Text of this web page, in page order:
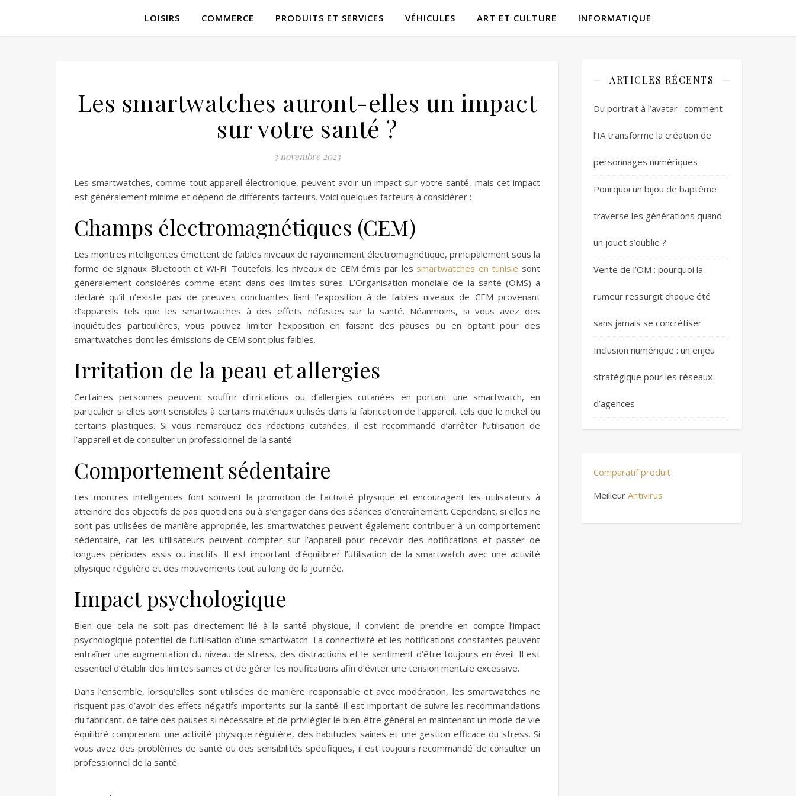
LOISIRS COMMERCE PRODUITS ET SERVICES VÉHICULES ART ET CULTURE INFORMATIQUE
Les smartwatches auront-elles un impact
sur votre santé ?
3 novembre 2023
Les smartwatches, comme tout appareil électronique, peuvent avoir un impact sur votre santé, mais cet impact
est généralement minime et dépend de différents facteurs. Voici quelques facteurs à considérer :
Champs électromagnétiques (CEM)
Les montres intelligentes émettent de faibles niveaux de rayonnement électromagnétique, principalement sous la
forme de signaux Bluetooth et Wi-Fi. Toutefois, les niveaux de CEM émis par les smartwatches en tunisie sont
généralement considérés comme étant dans des limites sûres. L’Organisation mondiale de la santé (OMS) a
déclaré qu’il n’existe pas de preuves concluantes liant l’exposition à de faibles niveaux de CEM provenant
d’appareils tels que les smartwatches à des effets néfastes sur la santé. Néanmoins, si vous avez des
inquiétudes particulières, vous pouvez limiter l’exposition en faisant des pauses ou en optant pour des
smartwatches dont les émissions de CEM sont plus faibles.
Irritation de la peau et allergies
Certaines personnes peuvent souffrir d’irritations ou d’allergies cutanées en portant une smartwatch, en
particulier si elles sont sensibles à certains matériaux utilisés dans la fabrication de l’appareil, tels que le nickel ou
certains plastiques. Si vous remarquez des réactions cutanées, il est recommandé d’arrêter l’utilisation de
l’appareil et de consulter un professionnel de la santé.
Comportement sédentaire
Les montres intelligentes font souvent la promotion de l’activité physique et encouragent les utilisateurs à
atteindre des objectifs de pas quotidiens ou à s’engager dans des séances d’entraînement. Cependant, si elles ne
sont pas utilisées de manière appropriée, les smartwatches peuvent également contribuer à un comportement
sédentaire, car les utilisateurs peuvent compter sur l’appareil pour recevoir des notifications et passer de
longues périodes assis ou inactifs. Il est important d’équilibrer l’utilisation de la smartwatch avec une activité
physique régulière et des mouvements tout au long de la journée.
Impact psychologique
Bien que cela ne soit pas directement lié à la santé physique, il convient de prendre en compte l’impact
psychologique potentiel de l’utilisation d’une smartwatch. La connectivité et les notifications constantes peuvent
entraîner une augmentation du niveau de stress, des distractions et le sentiment d’être toujours en éveil. Il est
essentiel d’établir des limites saines et de gérer les notifications afin d’éviter une tension mentale excessive.
Dans l’ensemble, lorsqu’elles sont utilisées de manière responsable et avec modération, les smartwatches ne
risquent pas d’avoir des effets négatifs importants sur la santé. Il est important de suivre les recommandations
du fabricant, de faire des pauses si nécessaire et de privilégier le bien-être général en maintenant un mode de vie
équilibré comprenant une activité physique régulière, des habitudes saines et une gestion efficace du stress. Si
vous avez des problèmes de santé ou des sensibilités spécifiques, il est toujours recommandé de consulter un
professionnel de la santé.
ARTICLES RÉCENTS
Du portrait à l’avatar : comment
l’IA transforme la création de
personnages numériques
Pourquoi un bijou de baptême
traverse les générations quand
un jouet s’oublie ?
Vente de l’OM : pourquoi la
rumeur ressurgit chaque été
sans jamais se concrétiser
Inclusion numérique : un enjeu
stratégique pour les réseaux
d’agences
Comparatif produit
Meilleur Antivirus